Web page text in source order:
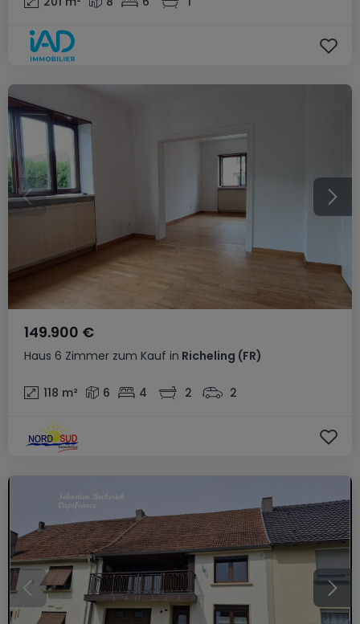
Haus 6 Zimmer zum Kauf in Richeling (FR)
149.900 €
118 m² 6 4 2 2